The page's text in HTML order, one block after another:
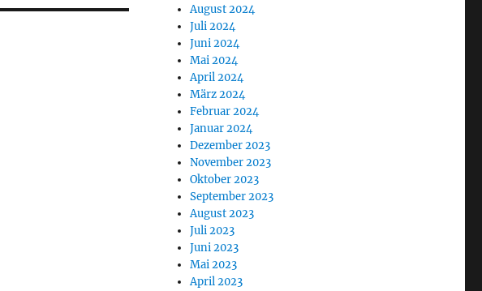
August 2024
Juli 2024
Juni 2024
Mai 2024
April 2024
März 2024
Februar 2024
Januar 2024
Dezember 2023
November 2023
Oktober 2023
September 2023
August 2023
Juli 2023
Juni 2023
Mai 2023
April 2023